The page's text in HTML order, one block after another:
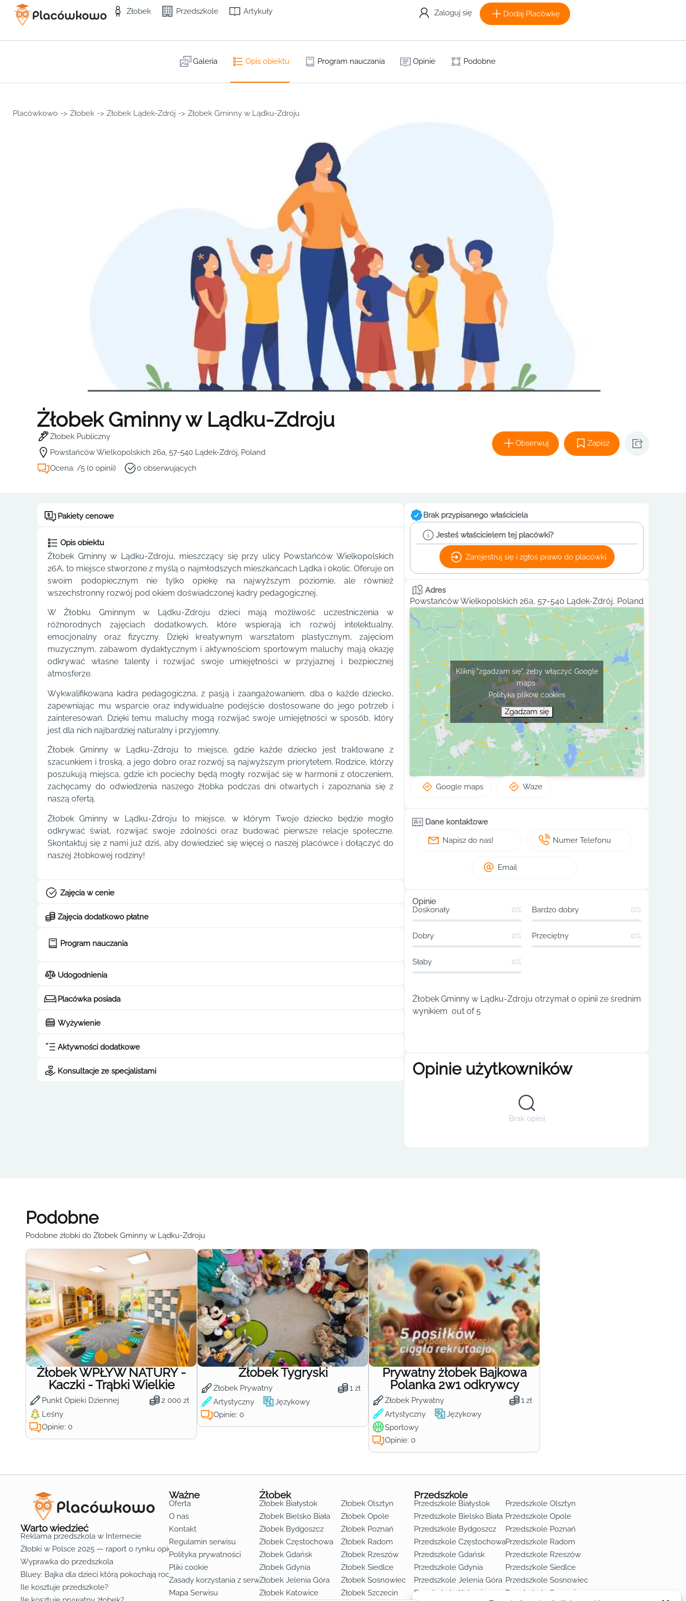
Żłobek Przedszkole Artykuły Zaloguj się Dodaj Placówkę
Galeria Opis obiektu Program nauczania Opinie Podobne
Placówkowo -> Żłobek -> Żłobek Lądek-Zdrój -> Żłobek Gminny w Lądku-Zdroju
Żłobek Gminny w Lądku-Zdroju
Żłobek Publiczny
Powstańców Wielkopolskich 26a, 57-540 Lądek-Zdrój, Poland
Ocena: /5 (0 opinii)
0 obserwujących
Obserwuj Zapisz
Pakiety cenowe
Opis obiektu
Żłobek Gminny w Lądku-Zdroju, mieszczący się przy ulicy Powstańców Wielkopolskich
26A, to miejsce stworzone z myślą o najmłodszych mieszkańcach Lądka i okolic. Oferuje on
swoim podopiecznym nie tylko opiekę na najwyższym poziomie, ale również
wszechstronny rozwój pod okiem doświadczonej kadry pedagogicznej.
W Żłobku Gminnym w Lądku-Zdroju dzieci mają możliwość uczestniczenia w
różnorodnych zajęciach dodatkowych, które wspierają ich rozwój intelektualny,
emocjonalny oraz fizyczny. Dzięki kreatywnym warsztatom plastycznym, zajęciom
muzycznym, zabawom dydaktycznym i aktywnościom sportowym maluchy mają okazję
odkrywać własne talenty i rozwijać swoje umiejętności w przyjaznej i bezpiecznej
atmosferze.
Wykwalifikowana kadra pedagogiczna, z pasją i zaangażowaniem, dba o każde dziecko,
zapewniając mu wsparcie oraz indywidualne podejście dostosowane do jego potrzeb i
zainteresowań. Dzięki temu maluchy mogą rozwijać swoje umiejętności w sposób, który
jest dla nich najbardziej naturalny i przyjemny.
Żłobek Gminny w Lądku-Zdroju to miejsce, gdzie każde dziecko jest traktowane z
szacunkiem i troską, a jego dobro oraz rozwój są najwyższym priorytetem. Rodzice, którzy
poszukują miejsca, gdzie ich pociechy będą mogły rozwijać się w harmonii z otoczeniem,
zachęcamy do odwiedzenia naszego żłobka podczas dni otwartych i zapoznania się z
naszą ofertą.
Żłobek Gminny w Lądku-Zdroju to miejsce, w którym Twoje dziecko będzie mogło
odkrywać świat, rozwijać swoje zdolności oraz budować pierwsze relacje społeczne.
Skontaktuj się z nami już dziś, aby dowiedzieć się więcej o naszej placówce i dołączyć do
naszej żłobkowej rodziny!
Zajęcia w cenie
Zajęcia dodatkowo płatne
Program nauczania
Udogodnienia
Placówka posiada
Wyżywienie
Aktywności dodatkowe
Konsultacje ze specjalistami
Brak przypisanego właściciela
Jesteś właścicielem tej placówki?
Zarejestruj się i zgłoś prawo do placówki
Adres
Powstańców Wielkopolskich 26a, 57-540 Lądek-Zdrój, Poland
Kliknij "zgadzam się", żeby włączyć Google
maps
Polityka plików cookies
Zgadzam się
Google maps Waze
Dane kontaktowe
Napisz do nas!
Numer Telefonu
Email
Opinie
Doskonały 0% Bardzo dobry 0%
Dobry 0% Przeciętny 0%
Słaby 0%
Żłobek Gminny w Lądku-Zdroju otrzymał 0 opinii ze średnim
wynikiem out of 5
Opinie użytkowników
Brak opinii
Podobne
Podobne żłobki do Żłobek Gminny w Lądku-Zdroju
Żłobek WPŁYW NATURY -
Kaczki - Trąbki Wielkie
Punkt Opieki Dziennej 2 000 zł
Leśny
Opinie: 0
Żłobek Tygryski
Żłobek Prywatny 1 zł
Artystyczny Językowy
Opinie: 0
Prywatny żłobek Bajkowa
Polanka 2w1 odkrywcy
Żłobek Prywatny 1 zł
Artystyczny
Językowy
Sportowy
Opinie: 0
Warto wiedzieć
Reklama przedszkola w Internecie
Żłobki w Polsce 2025 — raport o rynku opieki nad dziećmi do lat 3
Wyprawka do przedszkola
Bluey: Bajka dla dzieci którą pokochają rodzice
Ile kosztuje przedszkole?
Ważne
Oferta
O nas
Kontakt
Regulamin serwisu
Polityka prywatności
Pliki cookie
Zasady korzystania z serwisu
Mapa Serwisu
Żłobek
Żłobek Białystok
Żłobek Bielsko Biała
Żłobek Bydgoszcz
Żłobek Częstochowa
Żłobek Gdańsk
Żłobek Gdynia
Żłobek Jelenia Góra
Żłobek Katowice
Żłobek Olsztyn
Żłobek Opole
Żłobek Poznań
Żłobek Radom
Żłobek Rzeszów
Żłobek Siedlce
Żłobek Sosnowiec
Żłobek Szczecin
Przedszkole
Przedszkole Białystok
Przedszkole Bielsko Biała
Przedszkole Bydgoszcz
Przedszkole Częstochowa
Przedszkole Gdańsk
Przedszkole Gdynia
Przedszkole Jelenia Góra
Przedszkole Katowice
Przedszkole Olsztyn
Przedszkole Opole
Przedszkole Poznań
Przedszkole Radom
Przedszkole Rzeszów
Przedszkole Siedlce
Przedszkole Sosnowiec
Przedszkole Szczecin